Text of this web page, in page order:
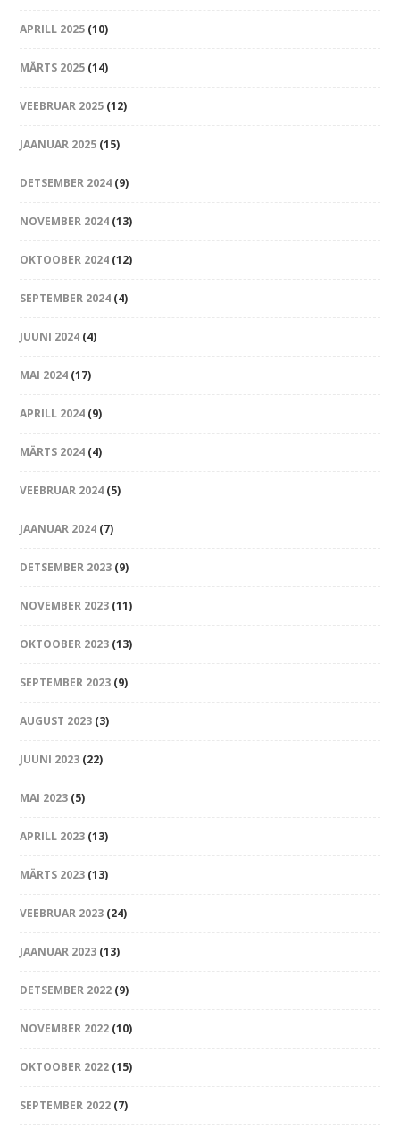
APRILL 2025 (10)
MÄRTS 2025 (14)
VEEBRUAR 2025 (12)
JAANUAR 2025 (15)
DETSEMBER 2024 (9)
NOVEMBER 2024 (13)
OKTOOBER 2024 (12)
SEPTEMBER 2024 (4)
JUUNI 2024 (4)
MAI 2024 (17)
APRILL 2024 (9)
MÄRTS 2024 (4)
VEEBRUAR 2024 (5)
JAANUAR 2024 (7)
DETSEMBER 2023 (9)
NOVEMBER 2023 (11)
OKTOOBER 2023 (13)
SEPTEMBER 2023 (9)
AUGUST 2023 (3)
JUUNI 2023 (22)
MAI 2023 (5)
APRILL 2023 (13)
MÄRTS 2023 (13)
VEEBRUAR 2023 (24)
JAANUAR 2023 (13)
DETSEMBER 2022 (9)
NOVEMBER 2022 (10)
OKTOOBER 2022 (15)
SEPTEMBER 2022 (7)